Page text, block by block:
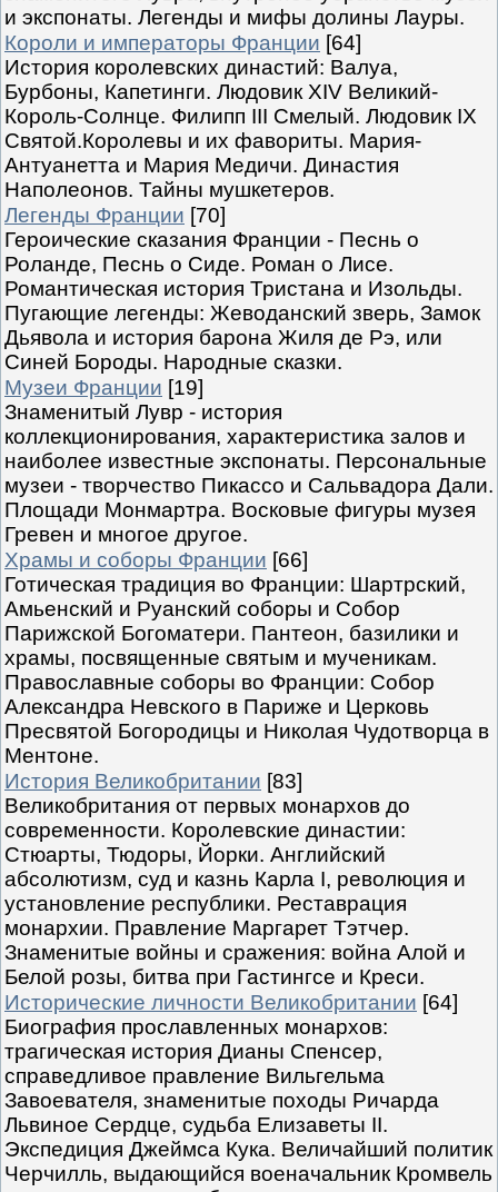
и экспонаты. Легенды и мифы долины Лауры.
Короли и императоры Франции [64]
История королевских династий: Валуа,
Бурбоны, Капетинги. Людовик XIV Великий-
Король-Солнце. Филипп III Смелый. Людовик IX
Святой.Королевы и их фавориты. Мария-
Антуанетта и Мария Медичи. Династия
Наполеонов. Тайны мушкетеров.
Легенды Франции [70]
Героические сказания Франции - Песнь о
Роланде, Песнь о Сиде. Роман о Лисе.
Романтическая история Тристана и Изольды.
Пугающие легенды: Жеводанский зверь, Замок
Дьявола и история барона Жиля де Рэ, или
Синей Бороды. Народные сказки.
Музеи Франции [19]
Знаменитый Лувр - история
коллекционирования, характеристика залов и
наиболее известные экспонаты. Персональные
музеи - творчество Пикассо и Сальвадора Дали.
Площади Монмартра. Восковые фигуры музея
Гревен и многое другое.
Храмы и соборы Франции [66]
Готическая традиция во Франции: Шартрский,
Амьенский и Руанский соборы и Собор
Парижской Богоматери. Пантеон, базилики и
храмы, посвященные святым и мученикам.
Православные соборы во Франции: Собор
Александра Невского в Париже и Церковь
Пресвятой Богородицы и Николая Чудотворца в
Ментоне.
История Великобритании [83]
Великобритания от первых монархов до
современности. Королевские династии:
Стюарты, Тюдоры, Йорки. Английский
абсолютизм, суд и казнь Карла I, революция и
установление республики. Реставрация
монархии. Правление Маргарет Тэтчер.
Знаменитые войны и сражения: война Алой и
Белой розы, битва при Гастингсе и Креси.
Исторические личности Великобритании [64]
Биография прославленных монархов:
трагическая история Дианы Спенсер,
справедливое правление Вильгельма
Завоевателя, знаменитые походы Ричарда
Львиное Сердце, судьба Елизаветы II.
Экспедиция Джеймса Кука. Величайший политик
Черчилль, выдающийся военачальник Кромвель